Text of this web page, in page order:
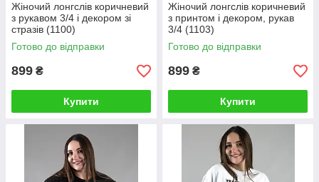
Жіночий лонгслів коричневий
з рукавом 3/4 і декором зі
стразів (1100)
Готово до відправки
899 ₴
Купити
Жіночий лонгслів коричневий
з принтом і декором, рукав
3/4 (1103)
Готово до відправки
899 ₴
Купити